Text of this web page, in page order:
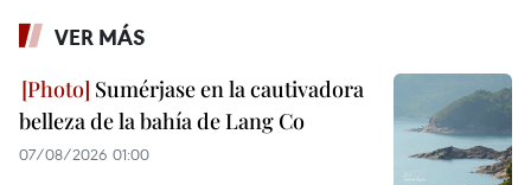
VER MÁS
Sumérjase en la cautivadora
belleza de la bahía de Lang Co
07/08/2026 01:00